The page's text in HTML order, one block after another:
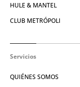
HULE & MANTEL
CLUB METRÓPOLI
Servicios
QUIÉNES SOMOS